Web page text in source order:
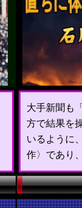
大手新聞も
方で結果を
いるように
作〉であり